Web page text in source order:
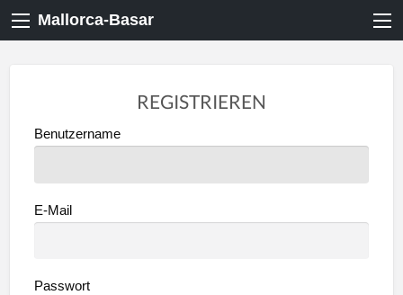
Mallorca-Basar
REGISTRIEREN
Benutzername
E-Mail
Passwort